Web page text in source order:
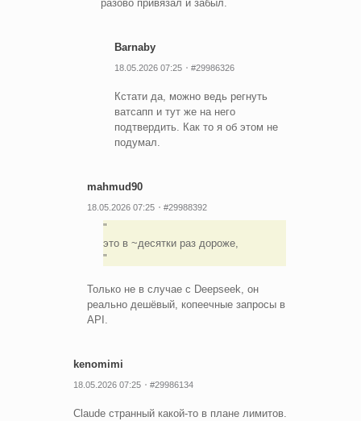
разово привязал и забыл.
Barnaby
18.05.2026 07:25 #29986326
Кстати да, можно ведь регнуть
ватсапп и тут же на него
подтвердить. Как то я об этом не
подумал.
mahmud90
18.05.2026 07:25 #29988392
это в ~десятки раз дороже,
Только не в случае с Deepseek, он
реально дешёвый, копеечные запросы в
API.
kenomimi
18.05.2026 07:25 #29986134
Claude странный какой-то в плане лимитов.